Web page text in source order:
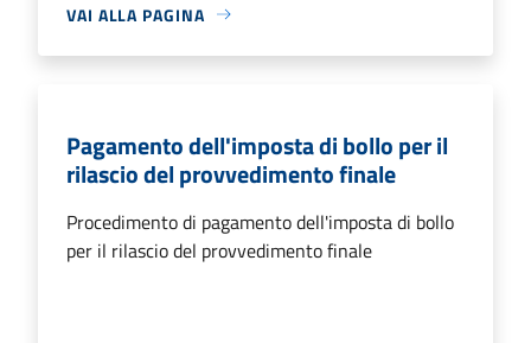
VAI ALLA PAGINA
Pagamento dell'imposta di bollo per il
rilascio del provvedimento finale
Procedimento di pagamento dell'imposta di bollo
per il rilascio del provvedimento finale